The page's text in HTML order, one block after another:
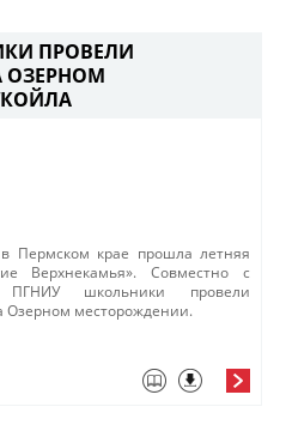
ПРОВЕЛИ
ОЗЕРНОМ
Пермском крае прошла летняя
Верхнекамья». Совместно с
ПГНИУ школьники провели
Озерном месторождении.